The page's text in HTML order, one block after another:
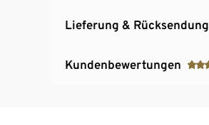
Lieferung & Rücksendung
Kundenbewertungen